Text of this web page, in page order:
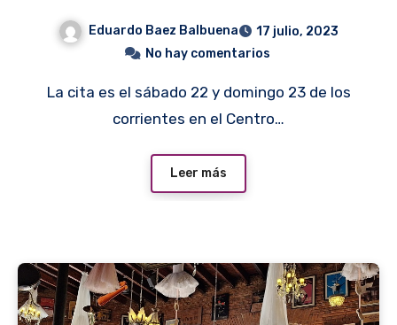
Eduardo Baez Balbuena
17 julio, 2023
No hay comentarios
La cita es el sábado 22 y domingo 23 de los
corrientes en el Centro…
Leer más